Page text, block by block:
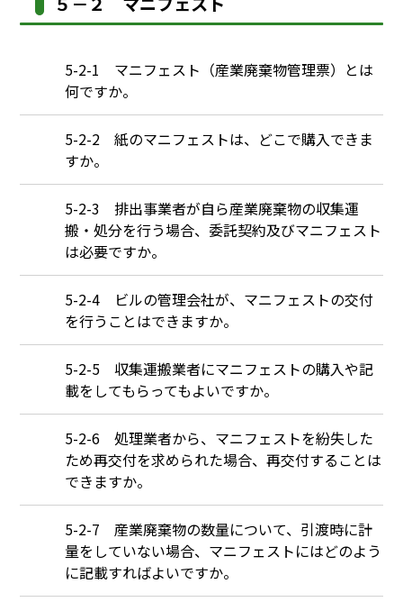
5-2-1 マニフェスト（産業廃棄物管理票）とは
何ですか。
5-2-2 紙のマニフェストは、どこで購入できま
すか。
5-2-3 排出事業者が自ら産業廃棄物の収集運
搬・処分を行う場合、委託契約及びマニフェスト
は必要ですか。
5-2-4 ビルの管理会社が、マニフェストの交付
を行うことはできますか。
5-2-5 収集運搬業者にマニフェストの購入や記
載をしてもらってもよいですか。
5-2-6 処理業者から、マニフェストを紛失した
ため再交付を求められた場合、再交付することは
できますか。
5-2-7 産業廃棄物の数量について、引渡時に計
量をしていない場合、マニフェストにはどのよう
に記載すればよいですか。